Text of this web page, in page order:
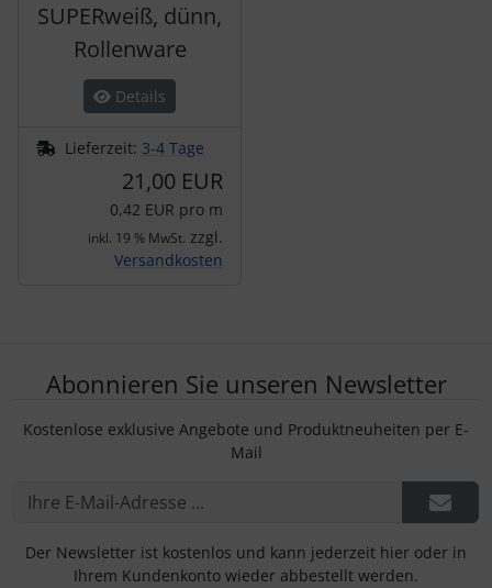
SUPERweiß, dünn,
Rollenware
Details
Lieferzeit: 3-4 Tage
21,00 EUR
0,42 EUR pro m
inkl. 19 % MwSt. zzgl.
Versandkosten
Abonnieren Sie unseren Newsletter
Kostenlose exklusive Angebote und Produktneuheiten per E-
Mail
Der Newsletter ist kostenlos und kann jederzeit hier oder in
Ihrem Kundenkonto wieder abbestellt werden.